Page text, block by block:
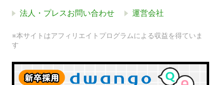
法人・プレスお問い合わせ 運営会社
※本サイトはアフィリエイトプログラムによる収益を得ていま
す